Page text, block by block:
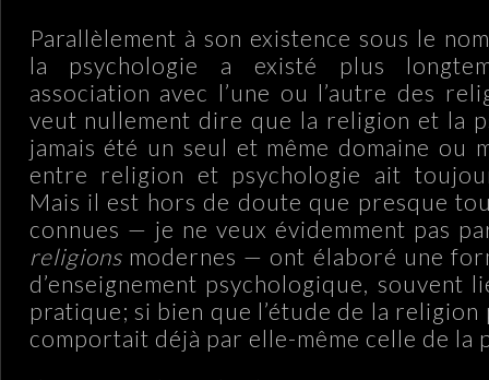
Parallèlement à son existence sous le
la psychologie a existé plus
association avec l’une ou l’autre des
veut nullement dire que la religion et la
jamais été un seul et même domaine ou
entre religion et psychologie ait
Mais il est hors de doute que presque
connues — je ne veux évidemment pas
religionsmodernes — ont élaboré une
d’enseignement psychologique, souvent
pratique; si bien que l’étude de la
comportait déjà par elle-même celle de la